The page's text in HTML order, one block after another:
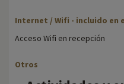
Internet / Wifi - incluido en
Acceso Wifi en recepción
Otros